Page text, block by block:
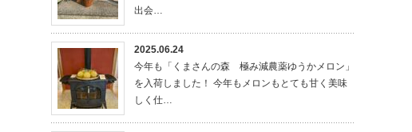
出会…
2025.06.24
今年も「くまさんの森 極み減農薬ゆうかメロン」
を入荷しました！ 今年もメロンもとても甘く美味
しく仕…